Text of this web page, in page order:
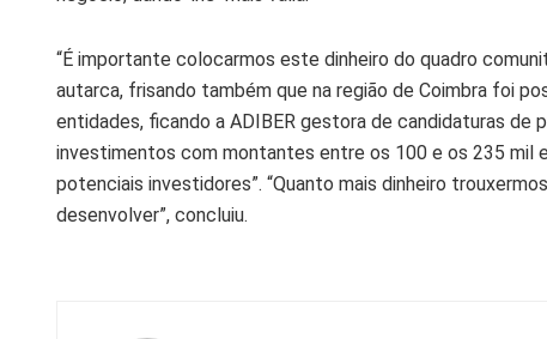
“É importante colocarmos este dinheiro do quadro
autarca, frisando também que na região de Coimbra foi
entidades, ficando a ADIBER gestora de candidaturas de
investimentos com montantes entre os 100 e os 235 mil
potenciais investidores”. “Quanto mais dinheiro
desenvolver”, concluiu.